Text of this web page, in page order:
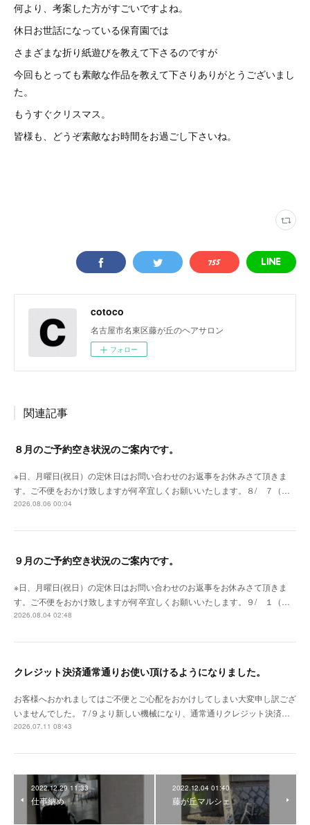
何より、考案した方がすごいですよね。
休日お世話になっている保育園では
さまざまな折り紙遊びを教えて下さるのですが
今回もとっても素敵な作品を教えて下さりありがとうございまし
た。
もうすぐクリスマス。
皆様も、どうぞ素敵なお時間をお過ごし下さいね。
cotoco
名古屋市名東区藤が丘のヘアサロン
フォロー
関連記事
８月のご予約空き状況のご案内です。
※日、月曜日(祝日）の定休日はお問い合わせのお返事をお休みさて頂きま
す。ご不便をおかけ致しますが何卒宜しくお願いいたします。８/ ７（…
2026.08.06 00:04
９月のご予約空き状況のご案内です。
※日、月曜日(祝日）の定休日はお問い合わせのお返事をお休みさて頂きま
す。ご不便をおかけ致しますが何卒宜しくお願いいたします。９/ １（…
2026.08.04 02:48
クレジット決済通常通りお使い頂けるようになりました。
お客様へおかれましてはご不便とご心配をおかけしてしまい大変申し訳ござ
いませんでした。７/９より新しい機械になり、通常通りクレジット決済…
2026.07.11 08:43
2022.12.29 11:33
仕事納め
2022.12.04 01:40
藤が丘マルシェ